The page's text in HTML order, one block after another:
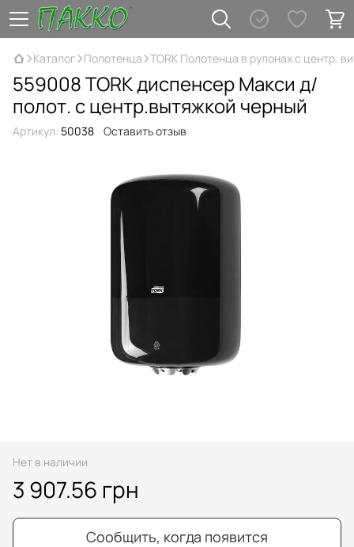
Каталог Полотенца TORK Полотенца в рулонах с центр.
559008 TORK диспенсер Макси д/
полот. с центр.вытяжкой черный
Артикул: 50038 Оставить отзыв
Нет в наличии
3 907.56 грн
Сообщить, когда появится